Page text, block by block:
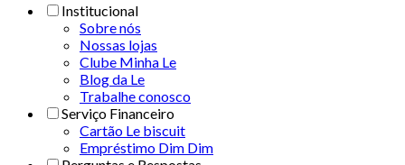
Institucional
Sobre nós
Nossas lojas
Clube Minha Le
Blog da Le
Trabalhe conosco
Serviço Financeiro
Cartão Le biscuit
Empréstimo Dim Dim